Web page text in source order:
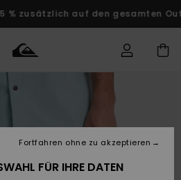
% zusätzlich auf den gesamten
Shop
meine
FÜR IHRE DATEN
Fortfahren ohne zu akzeptieren